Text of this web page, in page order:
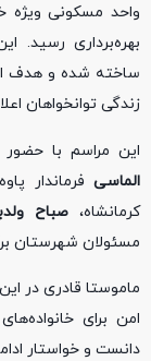
واحد مسکونی ویژه
بهره‌برداری رسید.
ساخته شده و هدف
زندگی توانخواهان
این مراسم با
الماسی فرماندار
کرمانشاه، صباح
مسئولان شهرستان
ماموستا قادری در
امن برای
دانست و خواستار